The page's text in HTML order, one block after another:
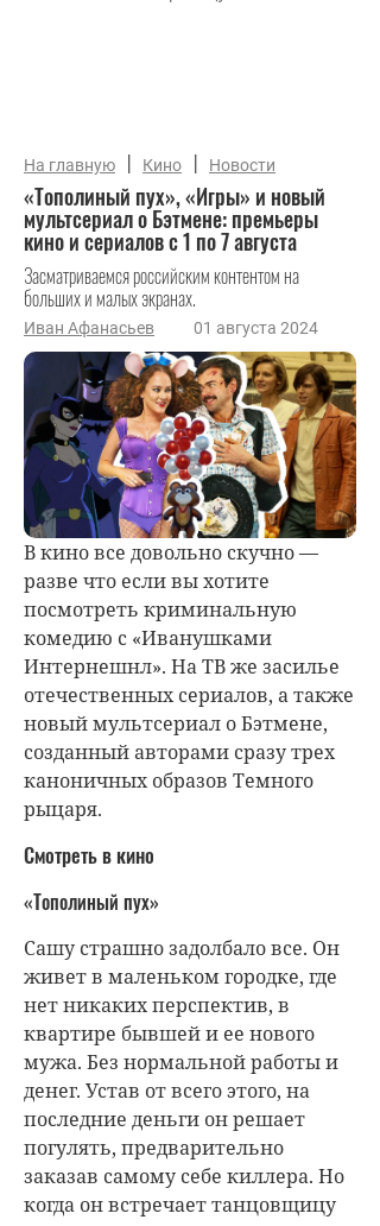
На главную | Кино | Новости
«Тополиный пух», «Игры» и новый
мультсериал о Бэтмене: премьеры
кино и сериалов с 1 по 7 августа
Засматриваемся российским контентом на
больших и малых экранах.
Иван Афанасьев 01 августа 2024
В кино все довольно скучно —
разве что если вы хотите
посмотреть криминальную
комедию с «Иванушками
Интернешнл». На ТВ же засилье
отечественных сериалов, а также
новый мультсериал о Бэтмене,
созданный авторами сразу трех
каноничных образов Темного
рыцаря.
Смотреть в кино
«Тополиный пух»
Сашу страшно задолбало все. Он
живет в маленьком городке, где
нет никаких перспектив, в
квартире бывшей и ее нового
мужа. Без нормальной работы и
денег. Устав от всего этого, на
последние деньги он решает
погулять, предварительно
заказав самому себе киллера. Но
когда он встречает танцовщицу